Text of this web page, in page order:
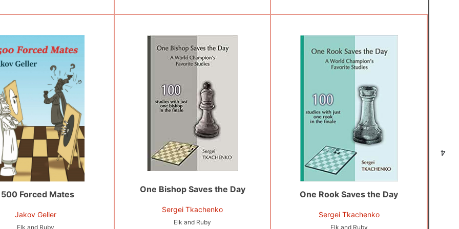
4
Forced Mates
Jakov Geller
Elk and Ruby
One Bishop Saves the Day
Sergei Tkachenko
Elk and Ruby
One Rook Saves the Day
Sergei Tkachenko
Elk and Ruby